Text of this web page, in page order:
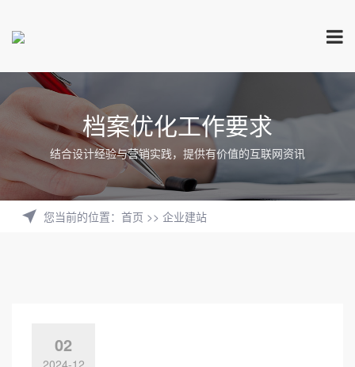
档案优化工作要求
结合设计经验与营销实践，提供有价值的互联网资讯
您当前的位置： 首页 >> 企业建站
02
2024-12